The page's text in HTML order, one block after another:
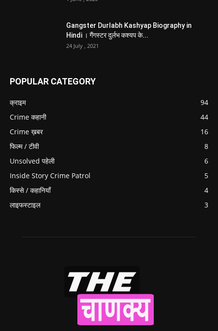
Gangster Durlabh Kashyap Biography in
Hindi । गैंगस्टर दुर्लभ कश्यप के...
24 July , 2021
POPULAR CATEGORY
क्राइम
94
Crime कहानी
44
Crime ख़बर
16
फिल्म / टीवी
8
Unsolved पहेली
6
Inside Story Crime Patrol
5
किस्से / कहानियाँ
4
लाइफस्टाइल
3